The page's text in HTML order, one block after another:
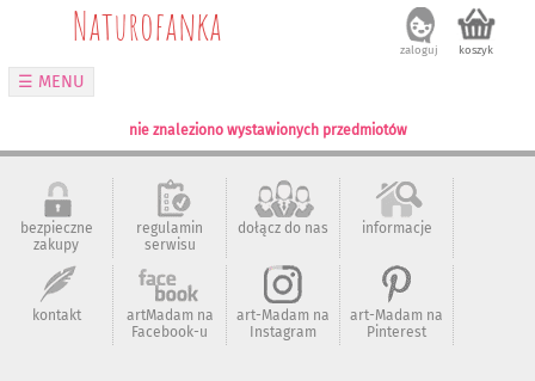
Naturofanka
☰ MENU
nie znaleziono wystawionych przedmiotów
bezpieczne
zakupy
regulamin
serwisu
dołącz do nas informacje
kontakt
artMadam na
Facebook-u
art-Madam na
Instagram
art-Madam na
Pinterest